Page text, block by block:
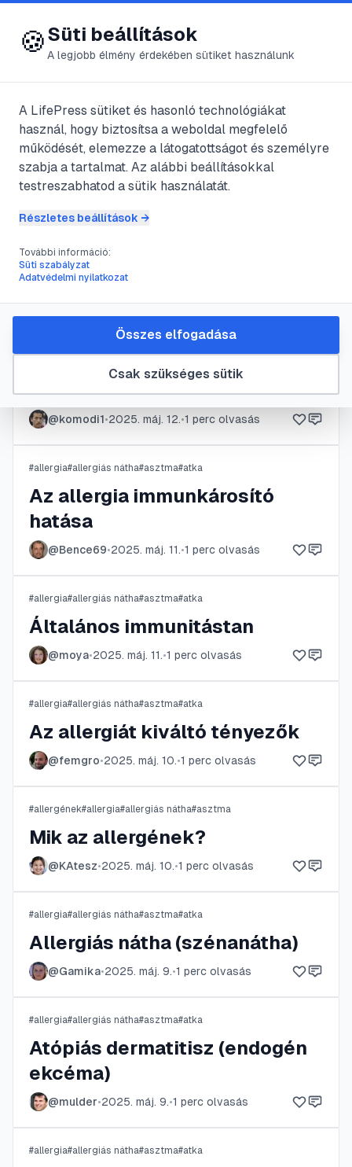
😍 LifePress
🏷️#allergiás nátha
14cikk található ezzel a címkével
Asztma és allergia
allergiás nátha#asztma# atka
Az allergia immunkárosító
hatása
@komodi1•2025. máj. 12.•1 perc olvasás
#allergia#allergiás nátha#asztma#atka
Az allergia immunkárosító
hatása
@Bence69•2025. máj. 11.•1 perc olvasás
#allergia#allergiás nátha#asztma#atka
Általános immunitástan
@moya•2025. máj. 11.•1 perc olvasás
#allergia#allergiás nátha#asztma#atka
Az allergiát kiváltó tényezők
@femgro•2025. máj. 10.•1 perc olvasás
#allergének#allergia#allergiás nátha#asztma
Mik az allergének?
@KAtesz•2025. máj. 10.•1 perc olvasás
#allergia#allergiás nátha#asztma#atka
Allergiás nátha (szénanátha)
@Gamika•2025. máj. 9.•1 perc olvasás
#allergia#allergiás nátha#asztma#atka
Atópiás dermatitisz (endogén
ekcéma)
@mulder•2025. máj. 9.•1 perc olvasás
#allergia#allergiás nátha#asztma#atka
🍪Süti beállítások
A legjobb élmény érdekében sütiket használunk
A LifePress sütiket és hasonló technológiákat
használ, hogy biztosítsa a weboldal megfelelő
működését, elemezze a látogatottságot és személyre
szabja a tartalmat. Az alábbi beállításokkal
testreszabhatod a sütik használatát.
Részletes beállítások →
További információ:
Süti szabályzat
Adatvédelmi nyilatkozat
Csak szükséges sütik
Összes elfogadása